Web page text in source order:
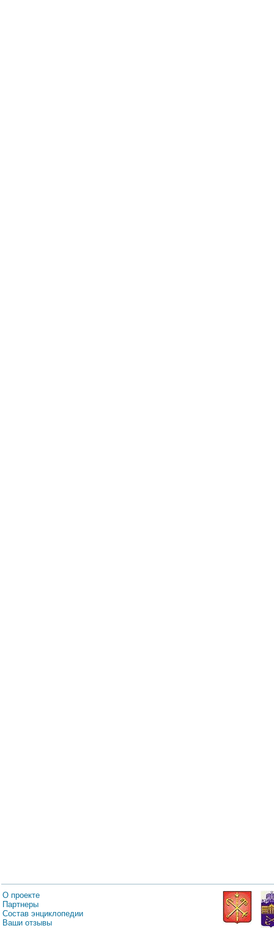
О проекте
Партнеры
Состав энциклопедии
Ваши отзывы